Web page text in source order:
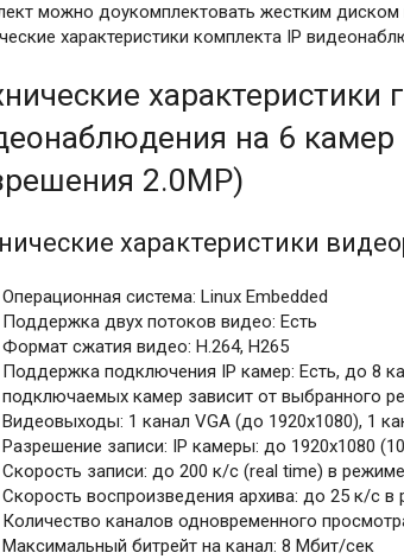
можно доукомплектовать жестким
характеристики комплекта IP
характеристики
на 6
2.0MP)
характеристики
Операционная система: Linux Embedded
Поддержка двух потоков видео: Есть
Формат сжатия видео: H.264, H265
Поддержка подключения IP камер: Есть, до 8
подключаемых камер зависит от выбранного
Видеовыходы: 1 канал VGA (до 1920x1080), 1
Разрешение записи: IP камеры: до 1920х1080
Скорость записи: до 200 к/с (real time) в
Скорость воспроизведения архива: до 25 к/с в
Количество каналов одновременного
Максимальный битрейт на канал: 8 Мбит/сек